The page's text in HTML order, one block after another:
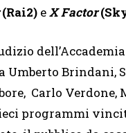
(Rai2) eX Factor
Umberto Brindani,
Carlo
programmi